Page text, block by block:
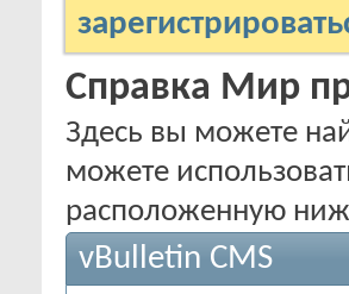
Справка Мир
Здесь вы можете
можете
расположенную
vBulletin CMS